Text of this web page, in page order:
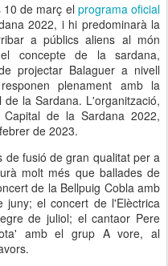
10 de març el programa oficial
2022, i hi predominarà la
a públics aliens al món
concepte de la sardana,
projectar Balaguer a nivell
plenament amb la
la Sardana. L'organització,
de la Sardana 2022,
de 2023.
de fusió de gran qualitat per a
molt més que ballades de
de la Bellpuig Cobla amb
juny; el concert de l'Elèctrica
de juliol; el cantaor Pere
amb el grup A vore, al